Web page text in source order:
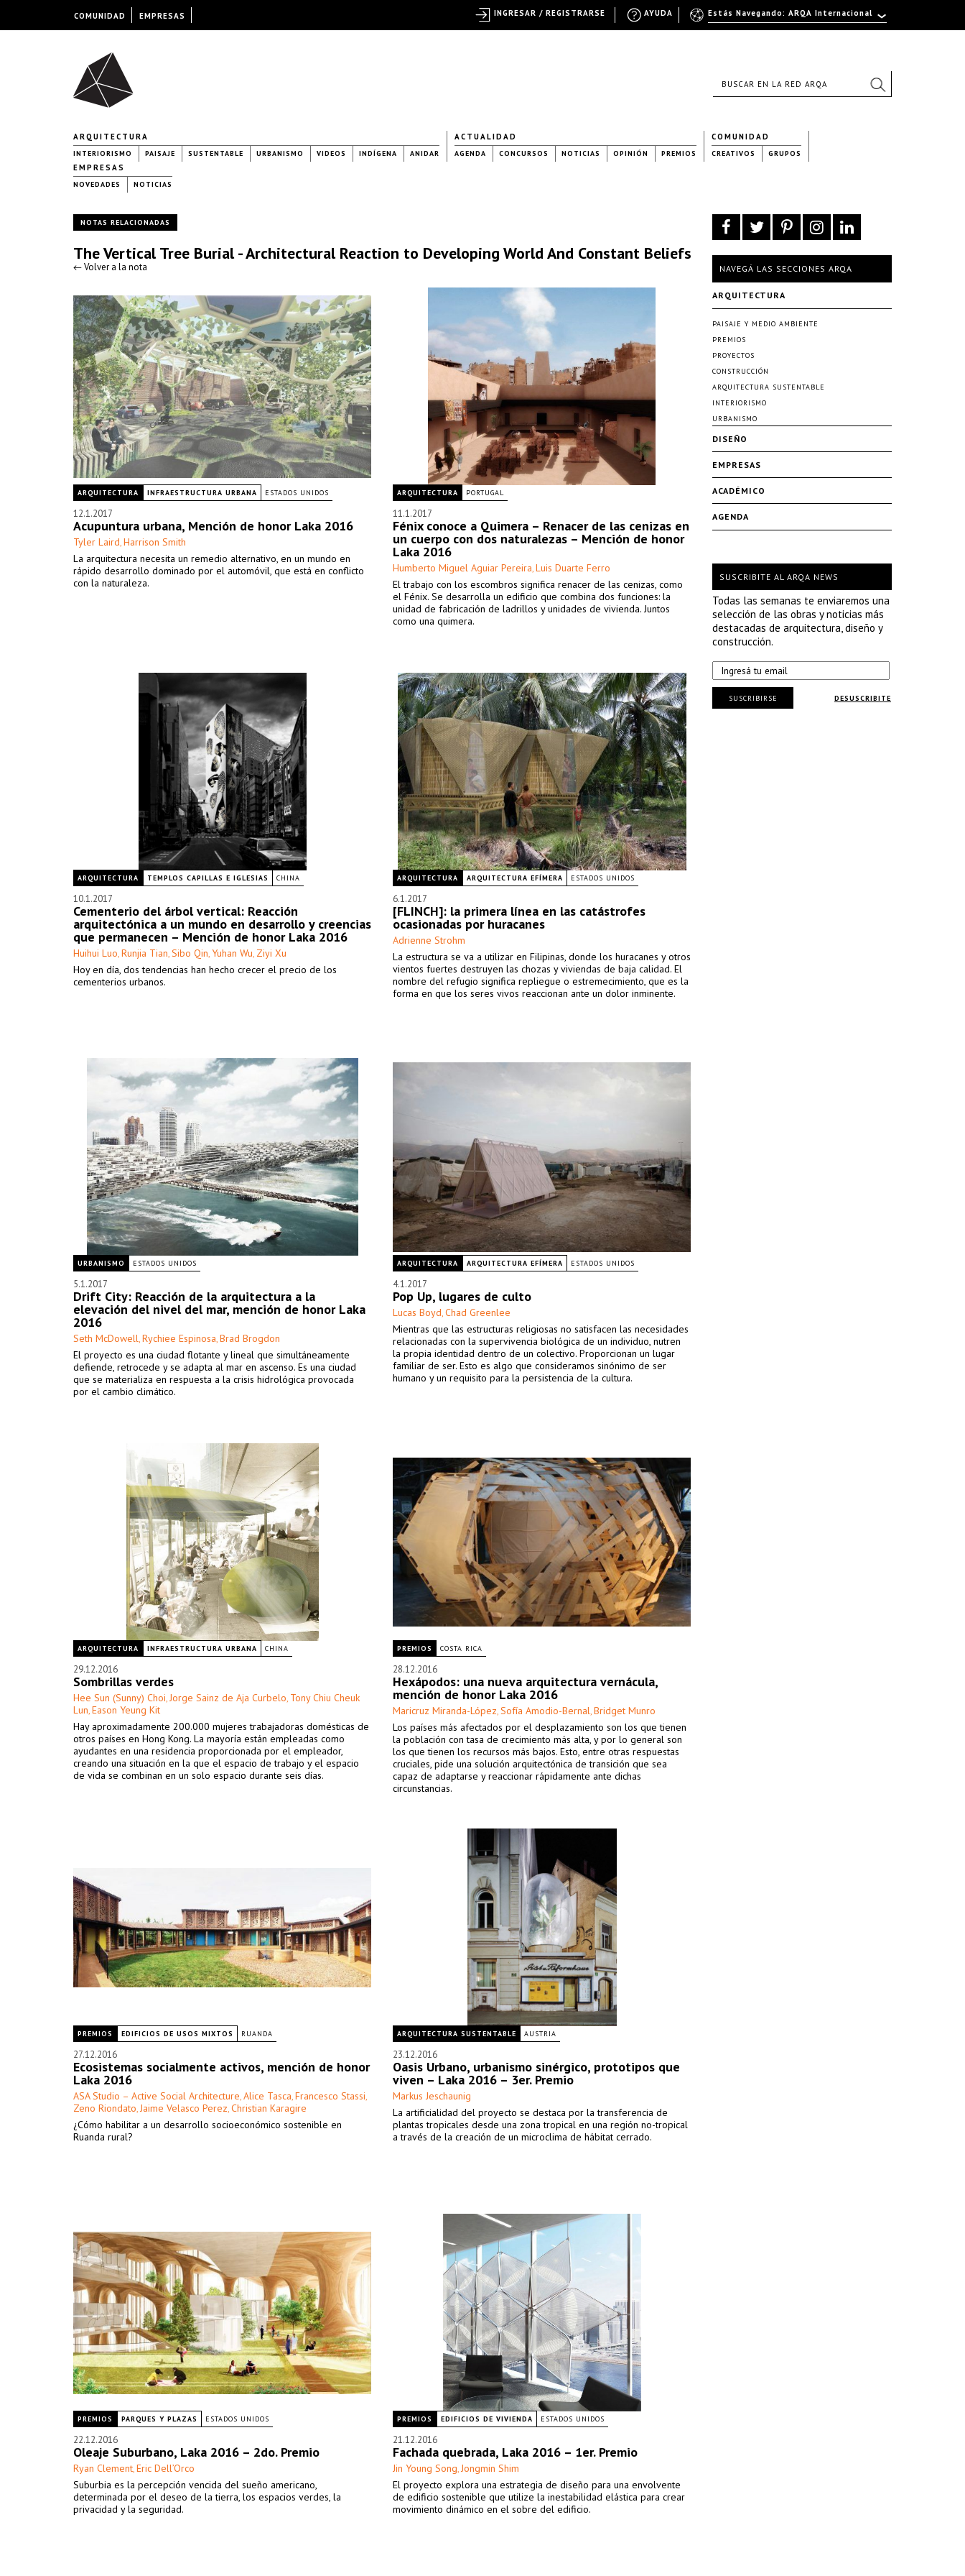
ARQUITECTURA
INTERIORISMO PAISAJE SUSTENTABLE URBANISMO VIDEOS INDÍGENA ANIDAR
ACTUALIDAD
AGENDA CONCURSOS NOTICIAS OPINIÓN PREMIOS
COMUNIDAD
CREATIVOS GRUPOS
EMPRESAS
NOVEDADES NOTICIAS
NOTAS RELACIONADAS
The Vertical Tree Burial - Architectural Reaction to Developing World And Constant Beliefs
← Volver a la nota
ARQUITECTURA INFRAESTRUCTURA URBANA ESTADOS UNIDOS
12.1.2017
Acupuntura urbana, Mención de honor Laka 2016
Tyler Laird, Harrison Smith
La arquitectura necesita un remedio alternativo, en un mundo en
rápido desarrollo dominado por el automóvil, que está en conflicto
con la naturaleza.
ARQUITECTURA PORTUGAL
11.1.2017
Fénix conoce a Quimera – Renacer de las cenizas en
un cuerpo con dos naturalezas – Mención de honor
Laka 2016
Humberto Miguel Aguiar Pereira, Luis Duarte Ferro
El trabajo con los escombros significa renacer de las cenizas, como
el Fénix. Se desarrolla un edificio que combina dos funciones: la
unidad de fabricación de ladrillos y unidades de vivienda. Juntos
como una quimera.
ARQUITECTURA TEMPLOS CAPILLAS E IGLESIAS CHINA
10.1.2017
Cementerio del árbol vertical: Reacción
arquitectónica a un mundo en desarrollo y creencias
que permanecen – Mención de honor Laka 2016
Huihui Luo, Runjia Tian, Sibo Qin, Yuhan Wu, Ziyi Xu
Hoy en día, dos tendencias han hecho crecer el precio de los
cementerios urbanos.
ARQUITECTURA ARQUITECTURA EFÍMERA ESTADOS UNIDOS
6.1.2017
[FLINCH]: la primera línea en las catástrofes
ocasionadas por huracanes
Adrienne Strohm
La estructura se va a utilizar en Filipinas, donde los huracanes y otros
vientos fuertes destruyen las chozas y viviendas de baja calidad. El
nombre del refugio significa repliegue o estremecimiento, que es la
forma en que los seres vivos reaccionan ante un dolor inminente.
URBANISMO ESTADOS UNIDOS
5.1.2017
Drift City: Reacción de la arquitectura a la
elevación del nivel del mar, mención de honor Laka
2016
Seth McDowell, Rychiee Espinosa, Brad Brogdon
El proyecto es una ciudad flotante y lineal que simultáneamente
defiende, retrocede y se adapta al mar en ascenso. Es una ciudad
que se materializa en respuesta a la crisis hidrológica provocada
por el cambio climático.
ARQUITECTURA ARQUITECTURA EFÍMERA ESTADOS UNIDOS
4.1.2017
Pop Up, lugares de culto
Lucas Boyd, Chad Greenlee
Mientras que las estructuras religiosas no satisfacen las necesidades
relacionadas con la supervivencia biológica de un individuo, nutren
la propia identidad dentro de un colectivo. Proporcionan un lugar
familiar de ser. Esto es algo que consideramos sinónimo de ser
humano y un requisito para la persistencia de la cultura.
ARQUITECTURA INFRAESTRUCTURA URBANA CHINA
29.12.2016
Sombrillas verdes
Hee Sun (Sunny) Choi, Jorge Sainz de Aja Curbelo, Tony Chiu Cheuk
Lun, Eason Yeung Kit
Hay aproximadamente 200.000 mujeres trabajadoras domésticas de
otros países en Hong Kong. La mayoría están empleadas como
ayudantes en una residencia proporcionada por el empleador,
creando una situación en la que el espacio de trabajo y el espacio
de vida se combinan en un solo espacio durante seis días.
PREMIOS COSTA RICA
28.12.2016
Hexápodos: una nueva arquitectura vernácula,
mención de honor Laka 2016
Maricruz Miranda-López, Sofía Amodio-Bernal, Bridget Munro
Los países más afectados por el desplazamiento son los que tienen
la población con tasa de crecimiento más alta, y por lo general son
los que tienen los recursos más bajos. Esto, entre otras respuestas
cruciales, pide una solución arquitectónica de transición que sea
capaz de adaptarse y reaccionar rápidamente ante dichas
circunstancias.
PREMIOS EDIFICIOS DE USOS MIXTOS RUANDA
27.12.2016
Ecosistemas socialmente activos, mención de honor
Laka 2016
ASA Studio – Active Social Architecture, Alice Tasca, Francesco Stassi,
Zeno Riondato, Jaime Velasco Perez, Christian Karagire
¿Cómo habilitar a un desarrollo socioeconómico sostenible en
Ruanda rural?
ARQUITECTURA SUSTENTABLE AUSTRIA
23.12.2016
Oasis Urbano, urbanismo sinérgico, prototipos que
viven – Laka 2016 – 3er. Premio
Markus Jeschaunig
La artificialidad del proyecto se destaca por la transferencia de
plantas tropicales desde una zona tropical en una región no-tropical
a través de la creación de un microclima de hábitat cerrado.
PREMIOS PARQUES Y PLAZAS ESTADOS UNIDOS
22.12.2016
Oleaje Suburbano, Laka 2016 – 2do. Premio
Ryan Clement, Eric Dell’Orco
Suburbia es la percepción vencida del sueño americano,
determinada por el deseo de la tierra, los espacios verdes, la
privacidad y la seguridad.
PREMIOS EDIFICIOS DE VIVIENDA ESTADOS UNIDOS
21.12.2016
Fachada quebrada, Laka 2016 – 1er. Premio
Jin Young Song, Jongmin Shim
El proyecto explora una estrategia de diseño para una envolvente
de edificio sostenible que utilize la inestabilidad elástica para crear
movimiento dinámico en el sobre del edificio.
NAVEGÁ LAS SECCIONES ARQA
ARQUITECTURA
PAISAJE Y MEDIO AMBIENTE
PREMIOS
PROYECTOS
CONSTRUCCIÓN
ARQUITECTURA SUSTENTABLE
INTERIORISMO
URBANISMO
DISEÑO
EMPRESAS
ACADÉMICO
AGENDA
SUSCRIBITE AL ARQA NEWS
Todas las semanas te enviaremos una
selección de las obras y noticias más
destacadas de arquitectura, diseño y
construcción.
DESUSCRIBITE
SUSCRIBIRSE
COMUNIDAD EMPRESAS Estás Navegando: ARQA Internacional
AYUDA
INGRESAR / REGISTRARSE